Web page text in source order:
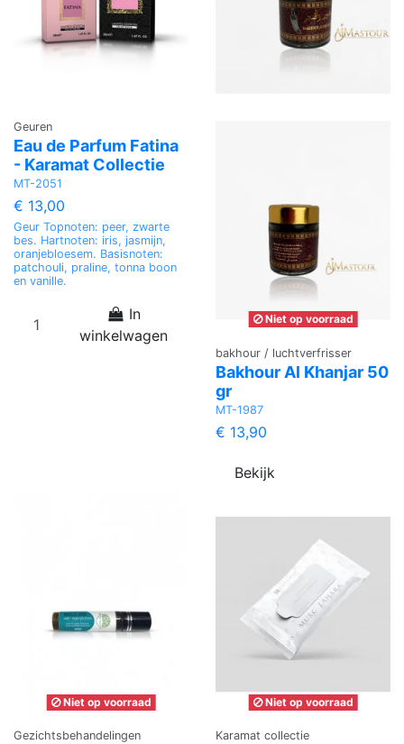
Geuren
Eau de Parfum Fatina
- Karamat Collectie
MT-2051
€ 13,00
Geur Topnoten: peer, zwarte
bes. Hartnoten: iris, jasmijn,
oranjebloesem. Basisnoten:
patchouli, praline, tonna boon
en vanille.
In
winkelwagen
Niet op voorraad
bakhour / luchtverfrisser
Bakhour Al Khanjar 50
gr
MT-1987
€ 13,90
Bekijk
Niet op voorraad
Gezichtsbehandelingen
Niet op voorraad
Karamat collectie